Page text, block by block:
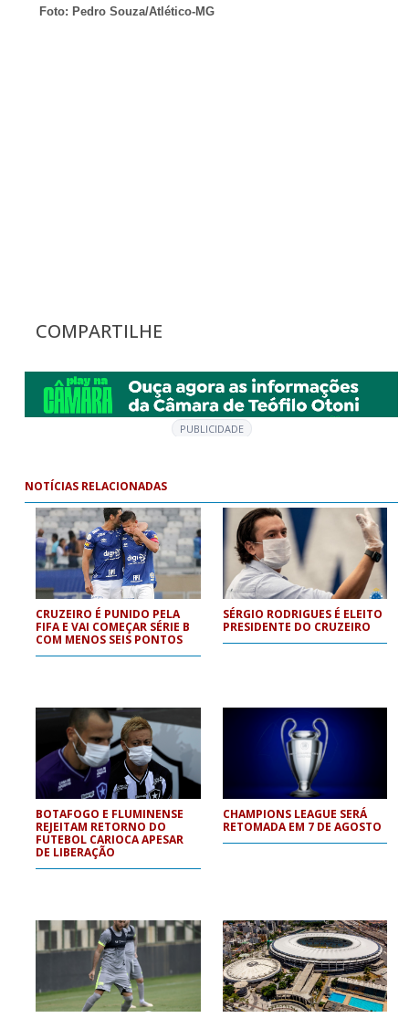
Foto: Pedro Souza/Atlético-MG
COMPARTILHE
PUBLICIDADE
NOTÍCIAS RELACIONADAS
CRUZEIRO É PUNIDO PELA
FIFA E VAI COMEÇAR SÉRIE B
COM MENOS SEIS PONTOS
SÉRGIO RODRIGUES É ELEITO
PRESIDENTE DO CRUZEIRO
BOTAFOGO E FLUMINENSE
REJEITAM RETORNO DO
FUTEBOL CARIOCA APESAR
DE LIBERAÇÃO
CHAMPIONS LEAGUE SERÁ
RETOMADA EM 7 DE AGOSTO